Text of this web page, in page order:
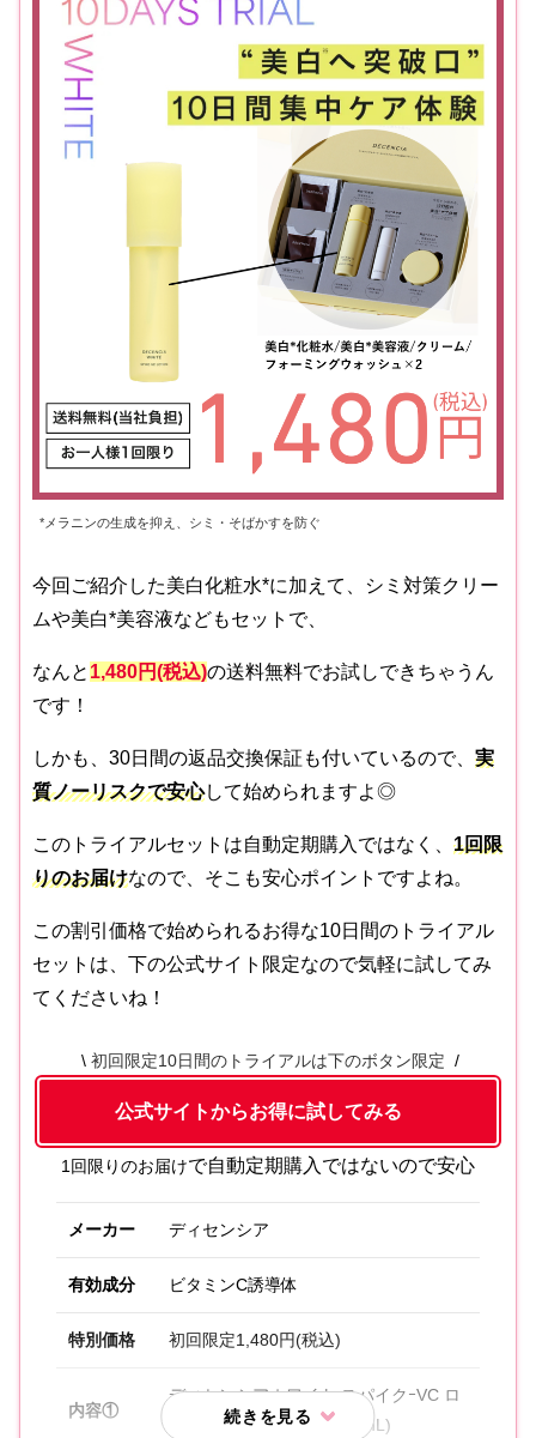
*メラニンの生成を抑え、シミ・そばかすを防ぐ
今回ご紹介した美白化粧水*に加えて、シミ対策クリー
ムや美白*美容液などもセットで、
なんと 1,480円(税込)の送料無料でお試しできちゃうん
です！
しかも、30日間の返品交換保証も付いているので、 実
質ノーリスクで安心して始められますよ◎
このトライアルセットは自動定期購入ではなく、 1回限
りのお届けなので、そこも安心ポイントですよね。
この割引価格で始められるお得な10日間のトライアル
セットは、下の公式サイト限定なので気軽に試してみ
てくださいね！
初回限定10日間のトライアルは下のボタン限定
公式サイトからお得に試してみる
1回限りのお届けで自動定期購入ではないので安心
メーカー ディセンシア
有効成分 ビタミンC誘導体
特別価格 初回限定1,480円(税込)
内容①
ディセンシアホワイト スパイクｰVC ロ
ーション(医薬部外品) (20mL)